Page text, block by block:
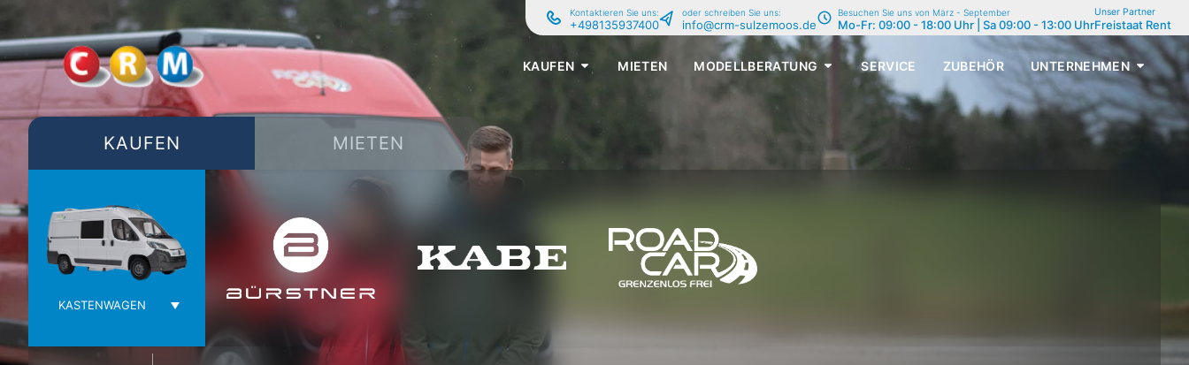
KAUFEN MIETEN MODELLBERATUNG SERVICE ZUBEHÖR UNTERNEHMEN
Kontaktieren Sie uns:
+498135937400
oder schreiben Sie uns:
info@crm-sulzemoos.de
Besuchen Sie uns von März - September
Mo-Fr: 09:00 - 18:00 Uhr | Sa 09:00 - 13:00 Uhr
Unser Partner
Freistaat Rent
TOGGLE
MENU
KAUFEN MIETEN